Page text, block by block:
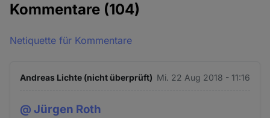
Kommentare (104)
Netiquette für Kommentare
Andreas Lichte (nicht überprüft) Mi. 22 Aug 2018 - 11:16
@ Jürgen Roth